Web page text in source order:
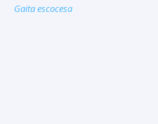
Gaita escocesa